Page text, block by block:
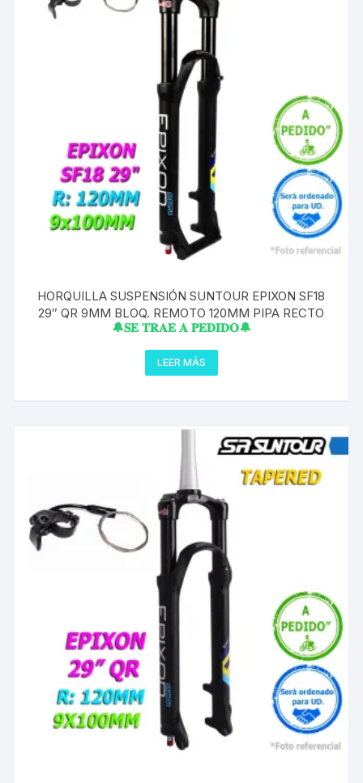
HORQUILLA SUSPENSIÓN SUNTOUR EPIXON SF18
29″ QR 9MM BLOQ. REMOTO 120MM PIPA RECTO
🔔𝐒𝐄 𝐓𝐑𝐀𝐄 𝐀 𝐏𝐄𝐃𝐈𝐃𝐎🔔
LEER MÁS